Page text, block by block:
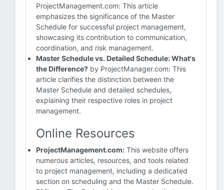
ProjectManagement.com: This article
emphasizes the significance of the Master
Schedule for successful project management,
showcasing its contribution to communication,
coordination, and risk management.
Master Schedule vs. Detailed Schedule: What's
the Difference? by ProjectManager.com: This
article clarifies the distinction between the
Master Schedule and detailed schedules,
explaining their respective roles in project
management.
Online Resources
ProjectManagement.com: This website offers
numerous articles, resources, and tools related
to project management, including a dedicated
section on scheduling and the Master Schedule.